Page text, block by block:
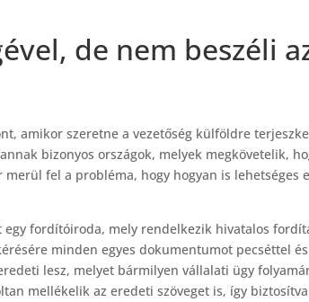
de nem beszéli
amikor szeretne a vezetőség külföldre
bizonyos országok, melyek megkövetelik,
fel a probléma, hogy hogyan is lehetséges
fordítóiroda, mely rendelkezik hivatalos
minden egyes dokumentumot pecséttel és
lesz, melyet bármilyen vállalati ügy
mellékelik az eredeti szöveget is, így